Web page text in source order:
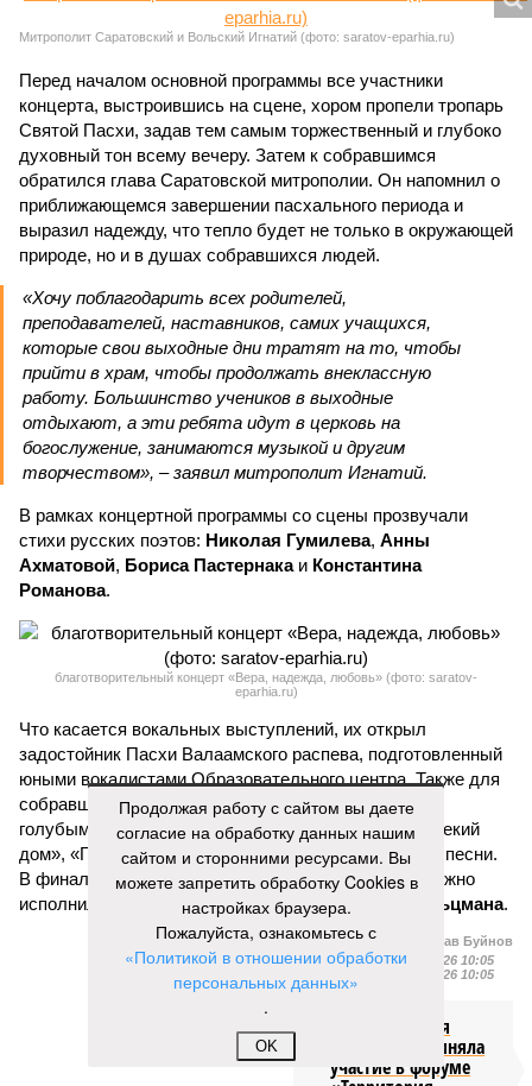
Митрополит Саратовский и Вольский Игнатий (фото: saratov-eparhia.ru)
Перед началом основной программы все участники
концерта, выстроившись на сцене, хором пропели тропарь
Святой Пасхи, задав тем самым торжественный и глубоко
духовный тон всему вечеру. Затем к собравшимся
обратился глава Саратовской митрополии. Он напомнил о
приближающемся завершении пасхального периода и
выразил надежду, что тепло будет не только в окружающей
природе, но и в душах собравшихся людей.
«Хочу поблагодарить всех родителей,
преподавателей, наставников, самих учащихся,
которые свои выходные дни тратят на то, чтобы
прийти в храм, чтобы продолжать внеклассную
работу. Большинство учеников в выходные
отдыхают, а эти ребята идут в церковь на
богослужение, занимаются музыкой и другим
творчеством», – заявил митрополит Игнатий.
В рамках концертной программы со сцены прозвучали
стихи русских поэтов: Николая Гумилева, Анны
Ахматовой, Бориса Пастернакаи Константина
Романова.
благотворительный концерт «Вера, надежда, любовь» (фото: saratov-
eparhia.ru)
Что касается вокальных выступлений, их открыл
задостойник Пасхи Валаамского распева, подготовленный
юными вокалистами Образовательного центра. Также для
собравшихся прозвучали композиции «Над небом
голубым», «За рекой», «Все зависит от Бога», «Далекий
дом», «Главное на свете – это наши дети» и другие песни.
В финальной части мероприятия все участники дружно
исполнили песню «Мир дому твоему»Оскара Фельцмана.
Вячеслав Буйнов
Опубликовано:17.05.2026 10:05
17.05.2026 10:05
Саратовская
делегация приняла
участие в форуме
Продолжая работу с сайтом вы даете
согласие на обработку данных нашим
сайтом и сторонними ресурсами. Вы
можете запретить обработку Cookies в
настройках браузера.
Пожалуйста, ознакомьтесь с
«Политикой в отношении обработки
персональных данных»
.
OK